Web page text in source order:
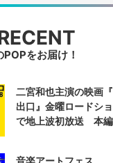
POPをお届け！
二宮和也主演の映画
出口』金曜ロードシ
で地上波初放送 本編
音楽アートフェス